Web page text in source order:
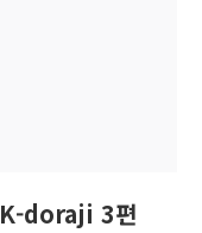
K-doraji 3편